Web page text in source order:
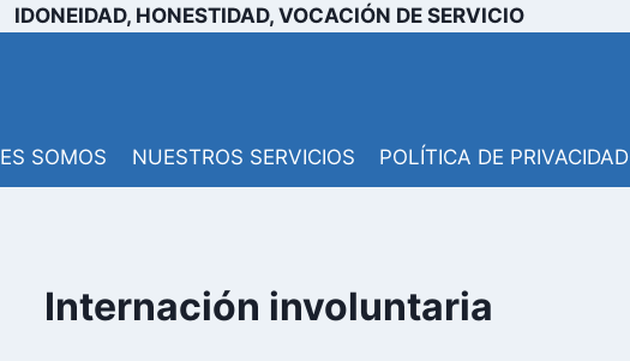
IDONEIDAD, HONESTIDAD, VOCACIÓN DE SERVICIO
SOMOS NUESTROS SERVICIOS POLÍTICA DE PRIVACIDAD
Internación involuntaria